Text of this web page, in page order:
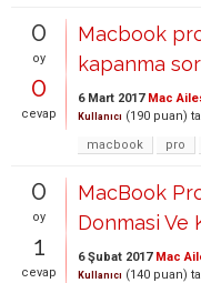
0
oy
0
cevap
Macbook pro
kapanma
6 Mart 2017 Mac
Kullanıcı (190 puan)
macbook
pro
0
oy
1
cevap
MacBook
Donmasi Ve
6 Şubat 2017 Mac
Kullanıcı (140 puan)